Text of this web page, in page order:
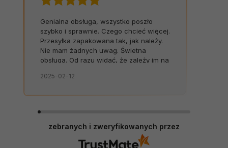
Genialna obsługa, wszystko poszło
szybko i sprawnie. Czego chcieć więcej.
Przesyłka zapakowana tak, jak należy.
Nie mam żadnych uwag. Świetna
obsługa. Od razu widać, że zależy im na
czas, bez zbędnych nerwów. Sklep bez
2025-02-12
zebranych i zweryfikowanych przez